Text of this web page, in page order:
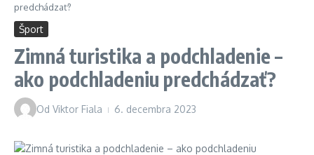
predchádzať?
Šport
Zimná turistika a podchladenie –
ako podchladeniu predchádzať?
Od Viktor Fiala 6. decembra 2023